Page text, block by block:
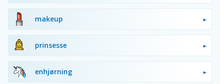
makeup
prinsesse
enhjørning